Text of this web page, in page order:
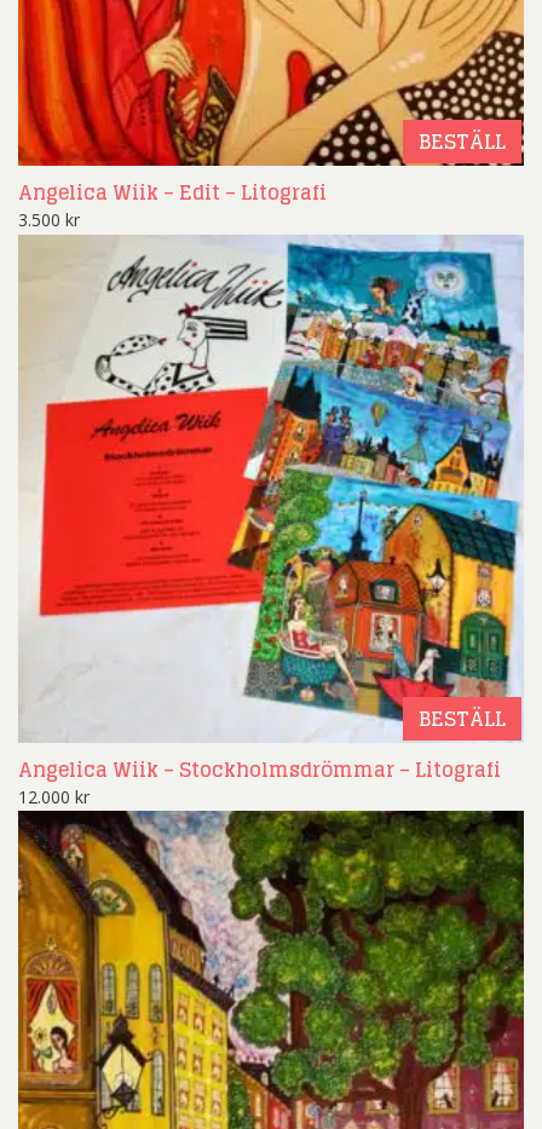
BESTÄLL
Angelica Wiik – Edit – Litografi
3.500 kr
BESTÄLL
Angelica Wiik – Stockholmsdrömmar – Litografi
12.000 kr